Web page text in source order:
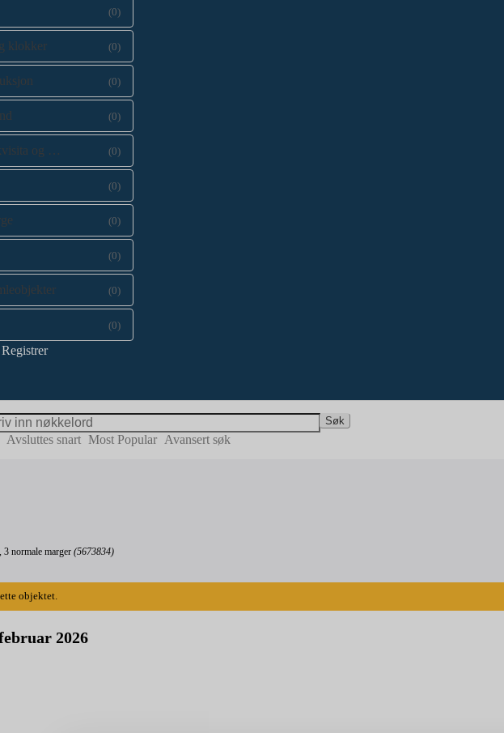
(0)
klokker (0)
(0)
(0)
Diverse rekvisita og kataloger (0)
(0)
(0)
(0)
(0)
(0)
Søk
Avsluttes snart Most Popular Avansert søk
normale marger (5673834)
objektet.
2026